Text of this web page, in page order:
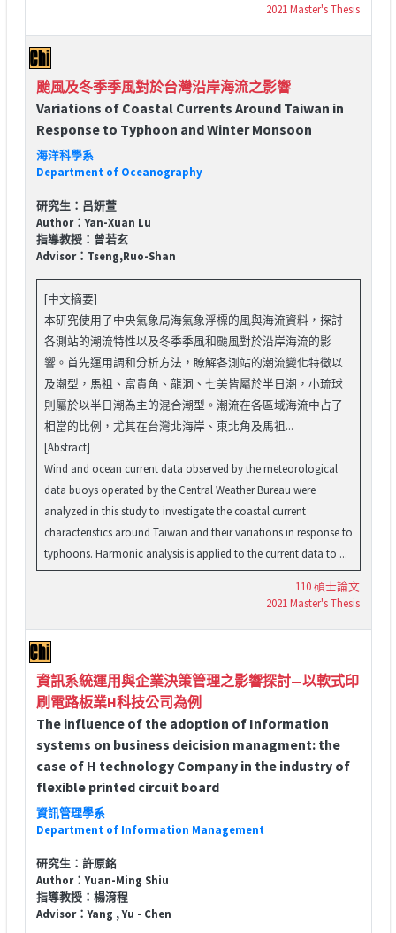
2021 Master's Thesis
颱風及冬季季風對於台灣沿岸海流之影響
Variations of Coastal Currents Around Taiwan in
Response to Typhoon and Winter Monsoon
海洋科學系
Department of Oceanography
研究生：呂妍萱
Author：Yan-Xuan Lu
指導教授：曾若玄
Advisor：Tseng,Ruo-Shan
[中文摘要]
本研究使用了中央氣象局海氣象浮標的風與海流資料，探討
各測站的潮流特性以及冬季季風和颱風對於沿岸海流的影
響。首先運用調和分析方法，瞭解各測站的潮流變化特徵以
及潮型，馬祖、富貴角、龍洞、七美皆屬於半日潮，小琉球
則屬於以半日潮為主的混合潮型。潮流在各區域海流中占了
相當的比例，尤其在台灣北海岸、東北角及馬祖...
[Abstract]
Wind and ocean current data observed by the meteorological
data buoys operated by the Central Weather Bureau were
analyzed in this study to investigate the coastal current
characteristics around Taiwan and their variations in response to
typhoons. Harmonic analysis is applied to the current data to ...
110 碩士論文
2021 Master's Thesis
資訊系統運用與企業決策管理之影響探討—以軟式印
刷電路板業H科技公司為例
The influence of the adoption of Information
systems on business deicision managment: the
case of H technology Company in the industry of
flexible printed circuit board
資訊管理學系
Department of Information Management
研究生：許原銘
Author：Yuan-Ming Shiu
指導教授：楊淯程
Advisor：Yang , Yu - Chen